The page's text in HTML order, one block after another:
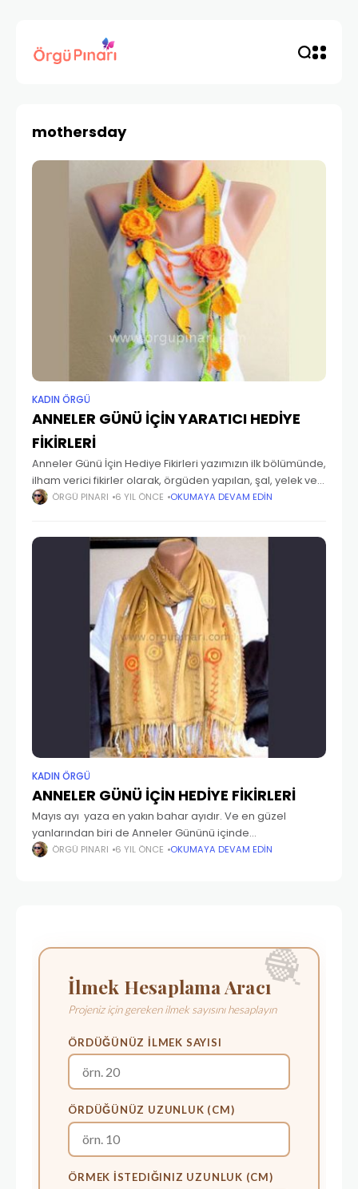
mothersday
KADIN ÖRGÜ
ANNELER GÜNÜ İÇİN YARATICI HEDİYE
FİKİRLERİ
Anneler Günü İçin Hediye Fikirleri yazımızın ilk bölümünde,
ilham verici fikirler olarak, örgüden yapılan, şal, yelek ve
fular örnekleri göstermiştik. Bunları tamamlamak için
ÖRGÜ PINARI 6 YIL ÖNCE OKUMAYA DEVAM EDIN
KADIN ÖRGÜ
ANNELER GÜNÜ İÇİN HEDİYE FİKİRLERİ
Mayıs ayı yaza en yakın bahar ayıdır. Ve en güzel
yanlarından biri de Anneler Gününü içinde
barındırmasıdır. Anneler Günü; yaratıcı olmanın ve el
ÖRGÜ PINARI 6 YIL ÖNCE OKUMAYA DEVAM EDIN